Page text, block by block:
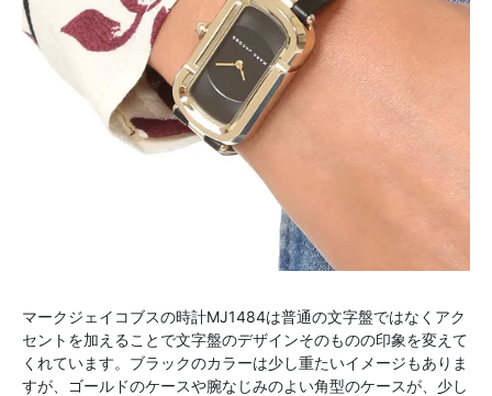
マークジェイコブスの時計MJ1484は普通の文字盤ではなくアク
セントを加えることで文字盤のデザインそのものの印象を変えて
くれています。ブラックのカラーは少し重たいイメージもありま
すが、ゴールドのケースや腕なじみのよい角型のケースが、少し